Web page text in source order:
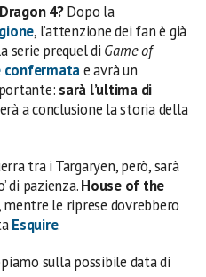
4?Dopo la
, l’attenzione dei fan è già
serie prequel di Game of
confermatae avrà un
sarà l’ultima di
a conclusione la storia della
tra i Targaryen, però, sarà
di pazienza.House of the
mentre le riprese dovrebbero
Esquire.
sulla possibile data di